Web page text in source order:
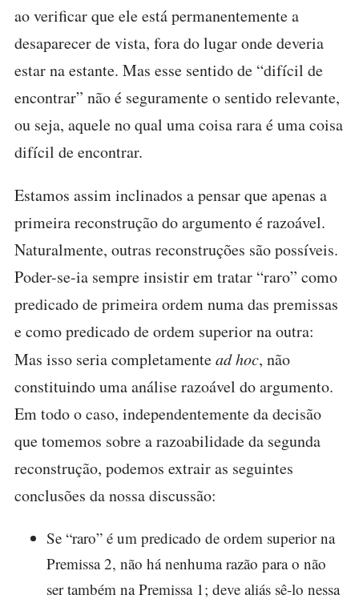
ao verificar que ele está permanentemente a
desaparecer de vista, fora do lugar onde deveria
estar na estante. Mas esse sentido de “difícil de
encontrar” não é seguramente o sentido relevante,
ou seja, aquele no qual uma coisa rara é uma coisa
difícil de encontrar.
Estamos assim inclinados a pensar que apenas a
primeira reconstrução do argumento é razoável.
Naturalmente, outras reconstruções são possíveis.
Poder-se-ia sempre insistir em tratar “raro” como
predicado de primeira ordem numa das premissas
e como predicado de ordem superior na outra:
Mas isso seria completamentead hoc, não
constituindo uma análise razoável do argumento.
Em todo o caso, independentemente da decisão
que tomemos sobre a razoabilidade da segunda
reconstrução, podemos extrair as seguintes
conclusões da nossa discussão:
Se “raro” é um predicado de ordem superior na
Premissa 2, não há nenhuma razão para o não
ser também na Premissa 1; deve aliás sê-lo nessa